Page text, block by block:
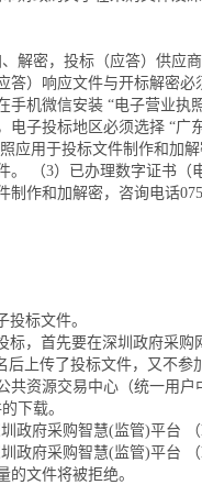
密，投标（应答）供应
答）响应文件与开标解密
手机微信安装 “电子营业执
子投标地区必须选择 “广
照应用于投标文件制作和
。 （3）已办理数字证书
作和加解密，咨询电话
标文件。
，首先要在深圳政府采购
后上传了投标文件，又不
资源交易中心（统一用户
下载。
府采购智慧(监管)平台 （
政府采购智慧(监管)平台
的文件将被拒绝。